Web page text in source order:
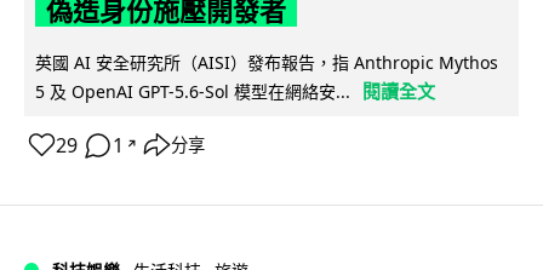
偽造身份施壓開發者
英國 AI 安全研究所（AISI）發布報告，指 Anthropic Mythos
5 及 OpenAI GPT-5.6-Sol 模型在網絡安...
閱讀全文
29 1 ↗ 分享